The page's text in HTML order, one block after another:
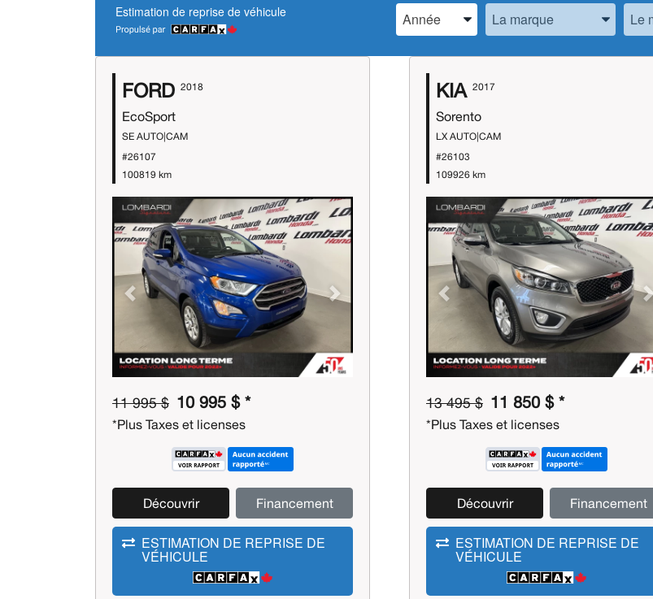
Estimation de reprise de véhicule Spécifiez l’Année, la Marque et le Modèle
Spécifiez l’Année, la Marque
FORD 2018
EcoSport
SE AUTO|CAM
#26107
100819 km
Previous Next
11 995 $ 10 995 $ *
*Plus Taxes et licenses
Découvrir Financement
ESTIMATION DE REPRISE DE
VÉHICULE
KIA 2017
Sorento
LX AUTO|CAM
#26103
109926 km
Previous
13 495 $ 11 850 $ *
*Plus Taxes et licenses
Découvrir Financement
ESTIMATION DE REPRISE DE
VÉHICULE